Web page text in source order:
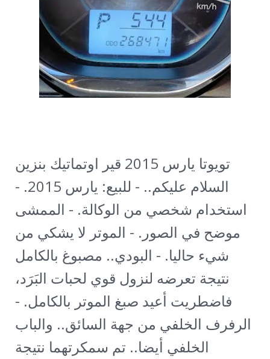
تويوتا يارس 2015 قير اوتماتيك بنزين
السلام عليكم.. - للبيع: يارس 2015. -
استخدام شخصي من الوكالة. - الممشى
موضح في الصور. - الموتر لا يشكي من
شيء حاليا. - البودي.. مصبوغ بالكامل
نتيجة تعرضه لنزول قوي لحبات البَرَد،
فاضطريت أعيد صبغ الموتر بالكامل. -
الرفرف الخلفي من جهة السائق.. والباب
الخلفي أيضا.. تم سمكرتهما نتيجة